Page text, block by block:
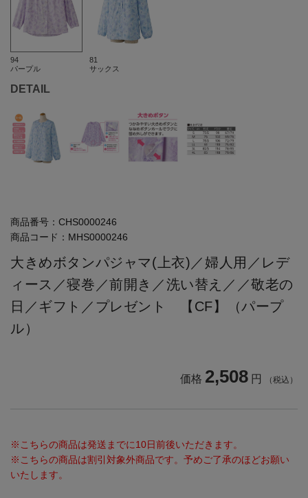
94
パープル
81
サックス
DETAIL
商品番号： CHS0000246
商品コード： MHS0000246
大きめボタンパジャマ(上衣)／婦人用／レデ
ィース／寝巻／前開き／洗い替え／／敬老の
日／ギフト／プレゼント 【CF】（パープ
ル）
価格 2,508 円 （税込）
※こちらの商品は発送までに10日前後いただきます。
※こちらの商品は割引対象外商品です。予めご了承のほどお願い
いたします。